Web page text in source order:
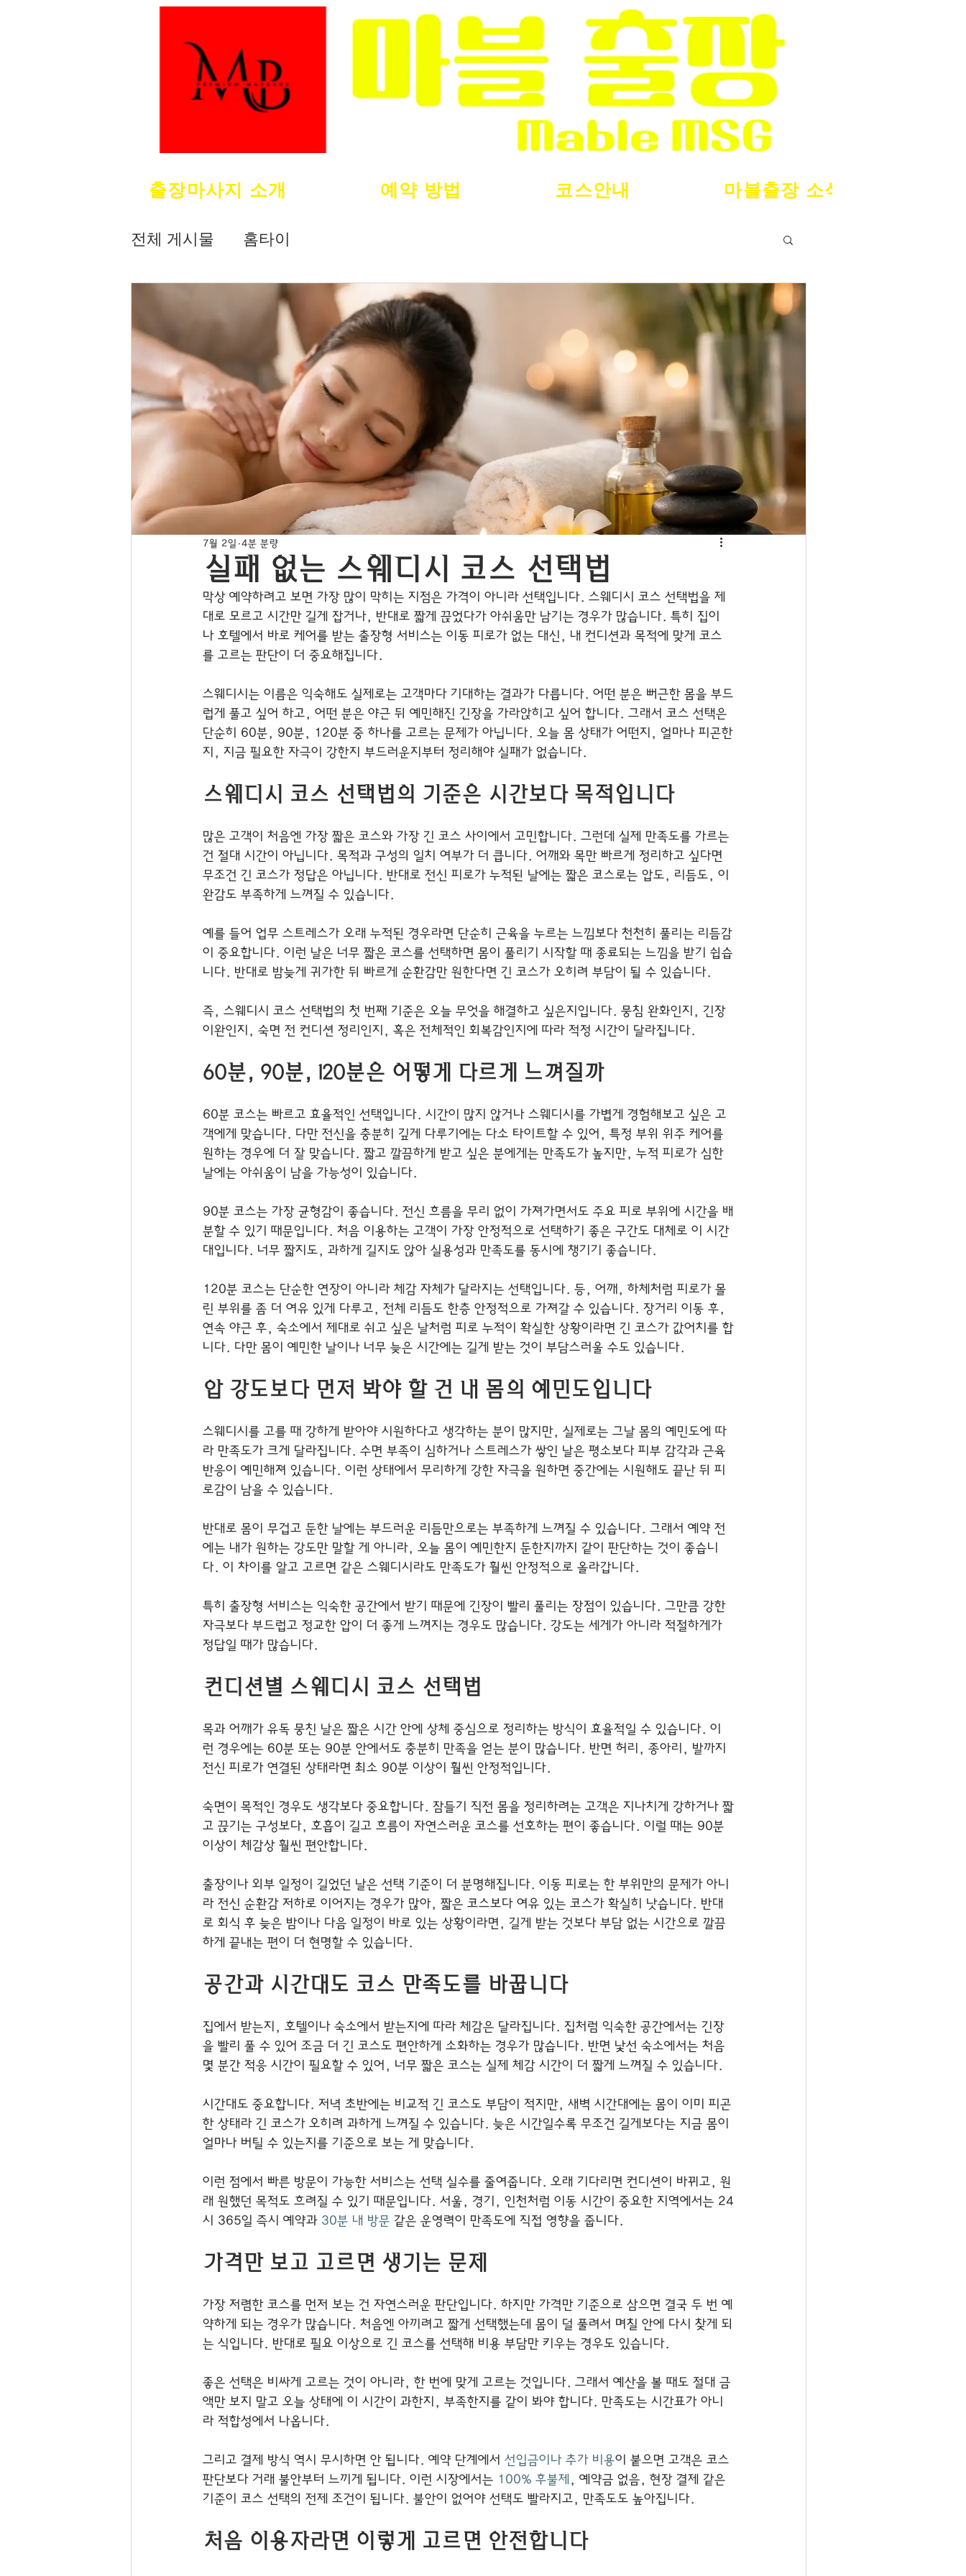
출장마사지 소개 예약 방법 코스안내 마블출장 소식
전체 게시물 홈타이
실패 없는 스웨디시 코스 선택법
7월 2일 4분 분량
막상 예약하려고 보면 가장 많이 막히는 지점은 가격이 아니라 선택입니다. 스웨디시 코스 선택법을 제
대로 모르고 시간만 길게 잡거나, 반대로 짧게 끊었다가 아쉬움만 남기는 경우가 많습니다. 특히 집이
나 호텔에서 바로 케어를 받는 출장형 서비스는 이동 피로가 없는 대신, 내 컨디션과 목적에 맞게 코스
를 고르는 판단이 더 중요해집니다.
스웨디시는 이름은 익숙해도 실제로는 고객마다 기대하는 결과가 다릅니다. 어떤 분은 뻐근한 몸을 부드
럽게 풀고 싶어 하고, 어떤 분은 야근 뒤 예민해진 긴장을 가라앉히고 싶어 합니다. 그래서 코스 선택은
단순히 60분, 90분, 120분 중 하나를 고르는 문제가 아닙니다. 오늘 몸 상태가 어떤지, 얼마나 피곤한
지, 지금 필요한 자극이 강한지 부드러운지부터 정리해야 실패가 없습니다.
스웨디시 코스 선택법의 기준은 시간보다 목적입니다
많은 고객이 처음엔 가장 짧은 코스와 가장 긴 코스 사이에서 고민합니다. 그런데 실제 만족도를 가르는
건 절대 시간이 아닙니다. 목적과 구성의 일치 여부가 더 큽니다. 어깨와 목만 빠르게 정리하고 싶다면
무조건 긴 코스가 정답은 아닙니다. 반대로 전신 피로가 누적된 날에는 짧은 코스로는 압도, 리듬도, 이
완감도 부족하게 느껴질 수 있습니다.
예를 들어 업무 스트레스가 오래 누적된 경우라면 단순히 근육을 누르는 느낌보다 천천히 풀리는 리듬감
이 중요합니다. 이런 날은 너무 짧은 코스를 선택하면 몸이 풀리기 시작할 때 종료되는 느낌을 받기 쉽습
니다. 반대로 밤늦게 귀가한 뒤 빠르게 순환감만 원한다면 긴 코스가 오히려 부담이 될 수 있습니다.
즉, 스웨디시 코스 선택법의 첫 번째 기준은 오늘 무엇을 해결하고 싶은지입니다. 뭉침 완화인지, 긴장
이완인지, 숙면 전 컨디션 정리인지, 혹은 전체적인 회복감인지에 따라 적정 시간이 달라집니다.
60분, 90분, 120분은 어떻게 다르게 느껴질까
60분 코스는 빠르고 효율적인 선택입니다. 시간이 많지 않거나 스웨디시를 가볍게 경험해보고 싶은 고
객에게 맞습니다. 다만 전신을 충분히 깊게 다루기에는 다소 타이트할 수 있어, 특정 부위 위주 케어를
원하는 경우에 더 잘 맞습니다. 짧고 깔끔하게 받고 싶은 분에게는 만족도가 높지만, 누적 피로가 심한
날에는 아쉬움이 남을 가능성이 있습니다.
90분 코스는 가장 균형감이 좋습니다. 전신 흐름을 무리 없이 가져가면서도 주요 피로 부위에 시간을 배
분할 수 있기 때문입니다. 처음 이용하는 고객이 가장 안정적으로 선택하기 좋은 구간도 대체로 이 시간
대입니다. 너무 짧지도, 과하게 길지도 않아 실용성과 만족도를 동시에 챙기기 좋습니다.
120분 코스는 단순한 연장이 아니라 체감 자체가 달라지는 선택입니다. 등, 어깨, 하체처럼 피로가 몰
린 부위를 좀 더 여유 있게 다루고, 전체 리듬도 한층 안정적으로 가져갈 수 있습니다. 장거리 이동 후,
연속 야근 후, 숙소에서 제대로 쉬고 싶은 날처럼 피로 누적이 확실한 상황이라면 긴 코스가 값어치를 합
니다. 다만 몸이 예민한 날이나 너무 늦은 시간에는 길게 받는 것이 부담스러울 수도 있습니다.
압 강도보다 먼저 봐야 할 건 내 몸의 예민도입니다
스웨디시를 고를 때 강하게 받아야 시원하다고 생각하는 분이 많지만, 실제로는 그날 몸의 예민도에 따
라 만족도가 크게 달라집니다. 수면 부족이 심하거나 스트레스가 쌓인 날은 평소보다 피부 감각과 근육
반응이 예민해져 있습니다. 이런 상태에서 무리하게 강한 자극을 원하면 중간에는 시원해도 끝난 뒤 피
로감이 남을 수 있습니다.
반대로 몸이 무겁고 둔한 날에는 부드러운 리듬만으로는 부족하게 느껴질 수 있습니다. 그래서 예약 전
에는 내가 원하는 강도만 말할 게 아니라, 오늘 몸이 예민한지 둔한지까지 같이 판단하는 것이 좋습니
다. 이 차이를 알고 고르면 같은 스웨디시라도 만족도가 훨씬 안정적으로 올라갑니다.
특히 출장형 서비스는 익숙한 공간에서 받기 때문에 긴장이 빨리 풀리는 장점이 있습니다. 그만큼 강한
자극보다 부드럽고 정교한 압이 더 좋게 느껴지는 경우도 많습니다. 강도는 세게가 아니라 적절하게가
정답일 때가 많습니다.
컨디션별 스웨디시 코스 선택법
목과 어깨가 유독 뭉친 날은 짧은 시간 안에 상체 중심으로 정리하는 방식이 효율적일 수 있습니다. 이
런 경우에는 60분 또는 90분 안에서도 충분히 만족을 얻는 분이 많습니다. 반면 허리, 종아리, 발까지
전신 피로가 연결된 상태라면 최소 90분 이상이 훨씬 안정적입니다.
숙면이 목적인 경우도 생각보다 중요합니다. 잠들기 직전 몸을 정리하려는 고객은 지나치게 강하거나 짧
고 끊기는 구성보다, 호흡이 길고 흐름이 자연스러운 코스를 선호하는 편이 좋습니다. 이럴 때는 90분
이상이 체감상 훨씬 편안합니다.
출장이나 외부 일정이 길었던 날은 선택 기준이 더 분명해집니다. 이동 피로는 한 부위만의 문제가 아니
라 전신 순환감 저하로 이어지는 경우가 많아, 짧은 코스보다 여유 있는 코스가 확실히 낫습니다. 반대
로 회식 후 늦은 밤이나 다음 일정이 바로 있는 상황이라면, 길게 받는 것보다 부담 없는 시간으로 깔끔
하게 끝내는 편이 더 현명할 수 있습니다.
공간과 시간대도 코스 만족도를 바꿉니다
집에서 받는지, 호텔이나 숙소에서 받는지에 따라 체감은 달라집니다. 집처럼 익숙한 공간에서는 긴장
을 빨리 풀 수 있어 조금 더 긴 코스도 편안하게 소화하는 경우가 많습니다. 반면 낯선 숙소에서는 처음
몇 분간 적응 시간이 필요할 수 있어, 너무 짧은 코스는 실제 체감 시간이 더 짧게 느껴질 수 있습니다.
시간대도 중요합니다. 저녁 초반에는 비교적 긴 코스도 부담이 적지만, 새벽 시간대에는 몸이 이미 피곤
한 상태라 긴 코스가 오히려 과하게 느껴질 수 있습니다. 늦은 시간일수록 무조건 길게보다는 지금 몸이
얼마나 버틸 수 있는지를 기준으로 보는 게 맞습니다.
이런 점에서 빠른 방문이 가능한 서비스는 선택 실수를 줄여줍니다. 오래 기다리면 컨디션이 바뀌고, 원
래 원했던 목적도 흐려질 수 있기 때문입니다. 서울, 경기, 인천처럼 이동 시간이 중요한 지역에서는 24
시 365일 즉시 예약과 30분 내 방문 같은 운영력이 만족도에 직접 영향을 줍니다.
가격만 보고 고르면 생기는 문제
가장 저렴한 코스를 먼저 보는 건 자연스러운 판단입니다. 하지만 가격만 기준으로 삼으면 결국 두 번 예
약하게 되는 경우가 많습니다. 처음엔 아끼려고 짧게 선택했는데 몸이 덜 풀려서 며칠 안에 다시 찾게 되
는 식입니다. 반대로 필요 이상으로 긴 코스를 선택해 비용 부담만 키우는 경우도 있습니다.
좋은 선택은 비싸게 고르는 것이 아니라, 한 번에 맞게 고르는 것입니다. 그래서 예산을 볼 때도 절대 금
액만 보지 말고 오늘 상태에 이 시간이 과한지, 부족한지를 같이 봐야 합니다. 만족도는 시간표가 아니
라 적합성에서 나옵니다.
그리고 결제 방식 역시 무시하면 안 됩니다. 예약 단계에서 선입금이나 추가 비용이 붙으면 고객은 코스
판단보다 거래 불안부터 느끼게 됩니다. 이런 시장에서는 100% 후불제 , 예약금 없음, 현장 결제 같은
기준이 코스 선택의 전제 조건이 됩니다. 불안이 없어야 선택도 빨라지고, 만족도도 높아집니다.
처음 이용자라면 이렇게 고르면 안전합니다